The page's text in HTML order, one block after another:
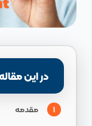
در این
1 مقدمه